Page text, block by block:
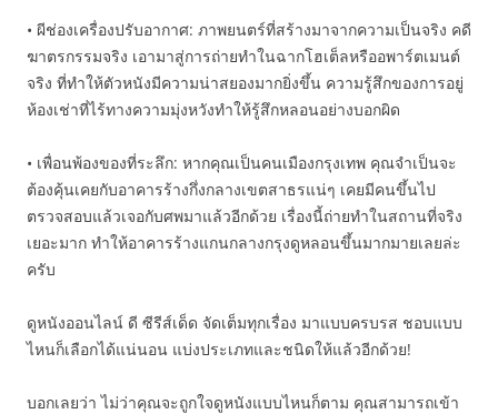
• ผีช่องเครื่องปรับอากาศ: ภาพยนตร์ที่สร้างมาจากความเป็นจริง คดี
ฆาตรกรรมจริง เอามาสู่การถ่ายทำในฉากโฮเต็ลหรืออพาร์ตเมนต์
จริง ที่ทำให้ตัวหนังมีความน่าสยองมากยิ่งขึ้น ความรู้สึกของการอยู่
ห้องเช่าที่ไร้ทางความมุ่งหวังทำให้รู้สึกหลอนอย่างบอกผิด
• เพื่อนพ้องของที่ระลึก: หากคุณเป็นคนเมืองกรุงเทพ คุณจำเป็นจะ
ต้องคุ้นเคยกับอาคารร้างกึ่งกลางเขตสาธรแน่ๆ เคยมีคนขึ้นไป
ตรวจสอบแล้วเจอกับศพมาแล้วอีกด้วย เรื่องนี้ถ่ายทำในสถานที่จริง
เยอะมาก ทำให้อาคารร้างแกนกลางกรุงดูหลอนขึ้นมากมายเลยล่ะ
ครับ
ดูหนังออนไลน์ ดี ซีรีส์เด็ด จัดเต็มทุกเรื่อง มาแบบครบรส ชอบแบบ
ไหนก็เลือกได้แน่นอน แบ่งประเภทและชนิดให้แล้วอีกด้วย!
บอกเลยว่า ไม่ว่าคุณจะถูกใจดูหนังแบบไหนก็ตาม คุณสามารถเข้า